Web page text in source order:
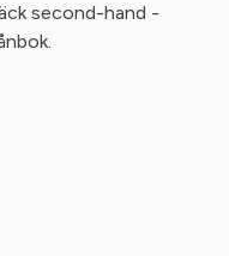
second-hand -